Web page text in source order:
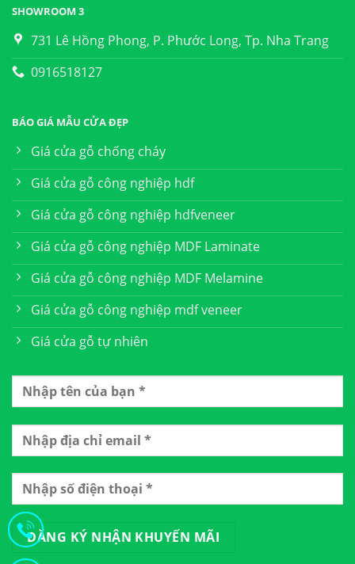
SHOWROOM 3
731 Lê Hồng Phong, P. Phước Long, Tp. Nha Trang
0916518127
BÁO GIÁ MẪU CỬA ĐẸP
Giá cửa gỗ chống cháy
Giá cửa gỗ công nghiệp hdf
Giá cửa gỗ công nghiệp hdfveneer
Giá cửa gỗ công nghiệp MDF Laminate
Giá cửa gỗ công nghiệp MDF Melamine
Giá cửa gỗ công nghiệp mdf veneer
Giá cửa gỗ tự nhiên